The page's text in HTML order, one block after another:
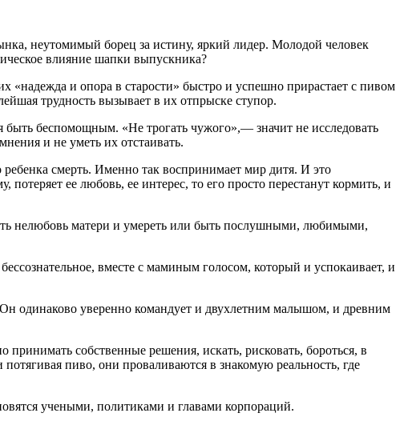
неутомимый борец за истину, яркий лидер. Молодой человек
влияние шапки выпускника?
и опора в старости» быстро и успешно прирастает с пивом
трудность вызывает в их отпрыске ступор.
быть беспомощным. «Не трогать чужого»,— значит не исследовать
и не уметь их отстаивать.
смерть. Именно так воспринимает мир дитя. И это
ее любовь, ее интерес, то его просто перестанут кормить, и
нелюбовь матери и умереть или быть послушными, любимыми,
вместе с маминым голосом, который и успокаивает, и
Он одинаково уверенно командует и двухлетним малышом, и древним
собственные решения, искать, рисковать, бороться, в
пиво, они проваливаются в знакомую реальность, где
учеными, политиками и главами корпораций.